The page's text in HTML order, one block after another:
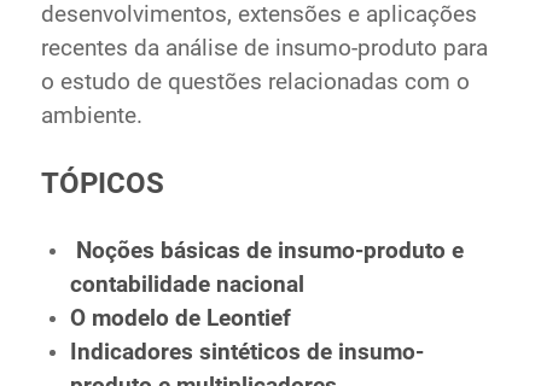
desenvolvimentos, extensões e aplicações
recentes da análise de insumo-produto para
o estudo de questões relacionadas com o
ambiente.
TÓPICOS
Noções básicas de insumo-produto e
contabilidade nacional
O modelo de Leontief
Indicadores sintéticos de insumo-